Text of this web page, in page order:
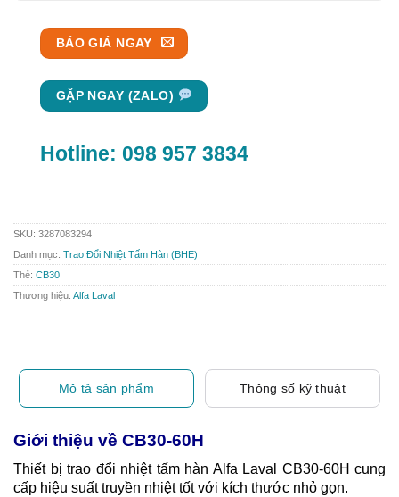
BÁO GIÁ NGAY
GẶP NGAY (ZALO)
Hotline: 098 957 3834
SKU: 3287083294
Danh mục: Trao Đổi Nhiệt Tấm Hàn (BHE)
Thẻ: CB30
Thương hiệu: Alfa Laval
Mô tả sản phẩm Thông số kỹ thuật
Giới thiệu về CB30-60H
Thiết bị trao đổi nhiệt tấm hàn Alfa Laval CB30-60H cung
cấp hiệu suất truyền nhiệt tốt với kích thước nhỏ gọn.